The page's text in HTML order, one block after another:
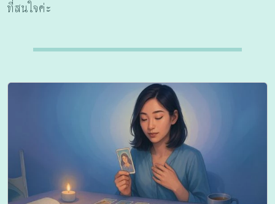
ที่สนใจค่ะ